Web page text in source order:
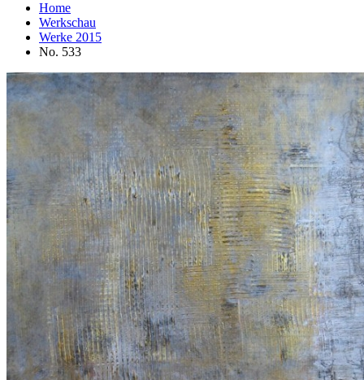
Home
Werkschau
Werke 2015
No. 533